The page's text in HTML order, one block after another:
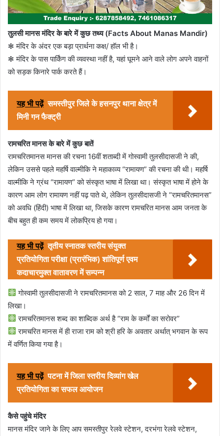
तुलसी मानस मंदिर के बारे में कुछ तथ्य (Facts About Manas Mandir)
✻ मंदिर के अंदर एक बड़ा प्रार्थना कक्ष/ हॉल भी है।
✻ मंदिर के पास पार्किंग की व्यवस्था नहीं है, यहां घूमने आने वाले लोग अपने वाहनों
को सड़क किनारे पार्क करते हैं।
यह भी पढ़ें समस्तीपुर जिले के हसनपुर थाना क्षेत्र में
मिनी गन फैक्ट्री
रामचरित मानस के बारे में कुछ बातें
रामचरितमानस मानस की रचना 16वीं शताब्दी में गोस्वामी तुलसीदासजी ने की,
लेकिन उससे पहले महर्षि वाल्मीकि ने महाकाव्य “रामायण” की रचना की थी। महर्षि
वाल्मीकि ने ग्रंथ “रामायण” को संस्कृत भाषा में लिखा था। संस्कृत भाषा में होने के
कारण आम लोग रामायण नहीं पढ़ पाते थे, लेकिन तुलसीदासजी ने “रामचरितमानस”
को अवधि (हिंदी) भाषा में लिखा था, जिसके कारण रामचरित मानस आम जनता के
बीच बहुत ही कम समय में लोकप्रिय हो गया।
यह भी पढ़ें तृतीय स्नातक स्तरीय संयुक्त
प्रतियोगिता परीक्षा (प्रारंभिक) शांतिपूर्ण एवम
कदाचारमुक्त वातावरण में सम्पन्न
गोस्वामी तुलसीदासजी ने रामचरितमानस को 2 साल, 7 माह और 26 दिन में
लिखा।
रामचरितमानस शब्द का शाब्दिक अर्थ है “राम के कर्मों का सरोवर”
रामचरित मानस में ही राजा राम को श्री हरि के अवतार अर्थात् भगवान के रूप
में वर्णित किया गया है।
यह भी पढ़ें पटना में जिला स्तरीय दिव्यांग खेल
प्रतियोगिता का सफल आयोजन
कैसे पहुंचे मंदिर
मानस मंदिर जाने के लिए आप समस्तीपुर रेलवे स्टेशन, दरभंगा रेलवे स्टेशन,